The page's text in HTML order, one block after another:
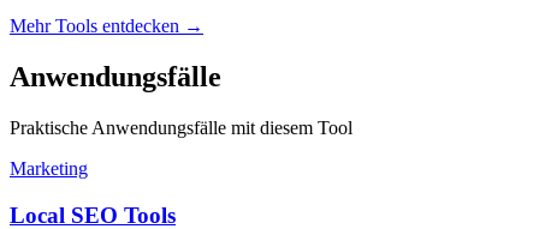
Mehr Tools entdecken →
Anwendungsfälle
Praktische Anwendungsfälle mit diesem Tool
Marketing
Local SEO Tools